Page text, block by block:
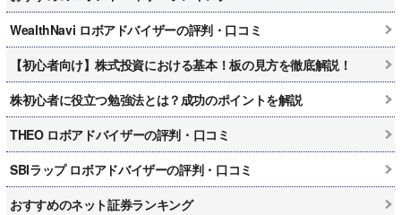
WealthNavi ロボアドバイザーの評判・口コミ
【初心者向け】株式投資における基本！板の見方を徹底解説！
株初心者に役立つ勉強法とは？成功のポイントを解説
THEO ロボアドバイザーの評判・口コミ
SBIラップ ロボアドバイザーの評判・口コミ
おすすめのネット証券ランキング